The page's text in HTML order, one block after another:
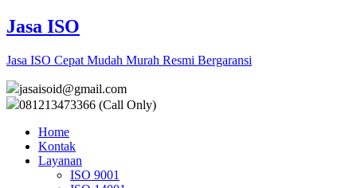
Jasa ISO
Jasa ISO Cepat Mudah Murah Resmi Bergaransi
jasaisoid@gmail.com
081213473366 (Call Only)
Home
Kontak
Layanan
ISO 9001